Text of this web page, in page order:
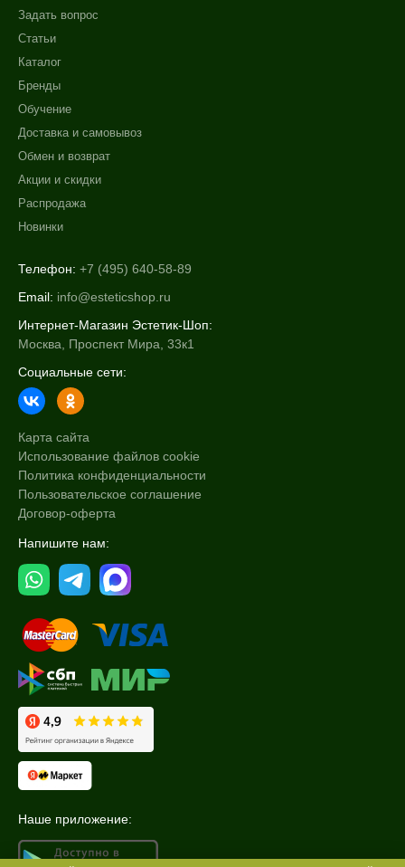
Задать вопрос
Статьи
Каталог
Бренды
Обучение
Доставка и самовывоз
Обмен и возврат
Акции и скидки
Распродажа
Новинки
Телефон: +7 (495) 640-58-89
Email: info@esteticshop.ru
Интернет-Магазин Эстетик-Шоп:
Москва, Проспект Мира, 33к1
Социальные сети:
Карта сайта
Использование файлов cookie
Политика конфиденциальности
Пользовательское соглашение
Договор-оферта
Напишите нам:
Наше приложение: